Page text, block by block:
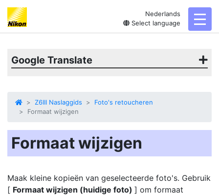
Nederlands
Select language
Google Translate
Z6III Naslaggids
Foto's retoucheren
Formaat wijzigen
Formaat wijzigen
Maak kleine kopieën van geselecteerde foto's. Gebruik
[ Formaat wijzigen (huidige foto) ] om formaat